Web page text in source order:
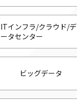
ITインフラ/クラウド/デ
ータセンター
ビッグデータ